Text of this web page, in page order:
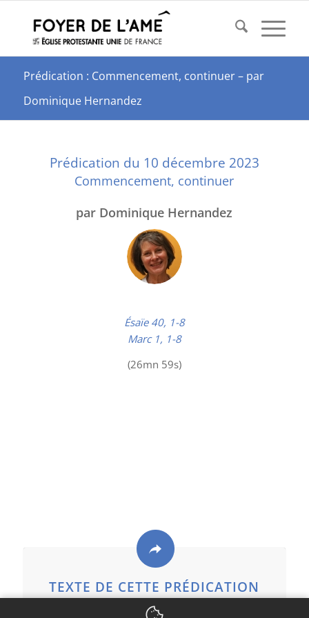
Prédication : Commencement, continuer – par
Dominique Hernandez
Prédication du 10 décembre 2023
Commencement, continuer
par Dominique Hernandez
Ésaïe 40, 1-8
Marc 1, 1-8
(26mn 59s)
TEXTE DE CETTE PRÉDICATION